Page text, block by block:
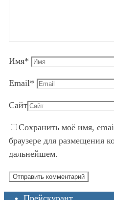
Имя*
Email*
Сайт
Сохранить моё имя,
браузере для размещения
дальнейшем.
Прейскурант